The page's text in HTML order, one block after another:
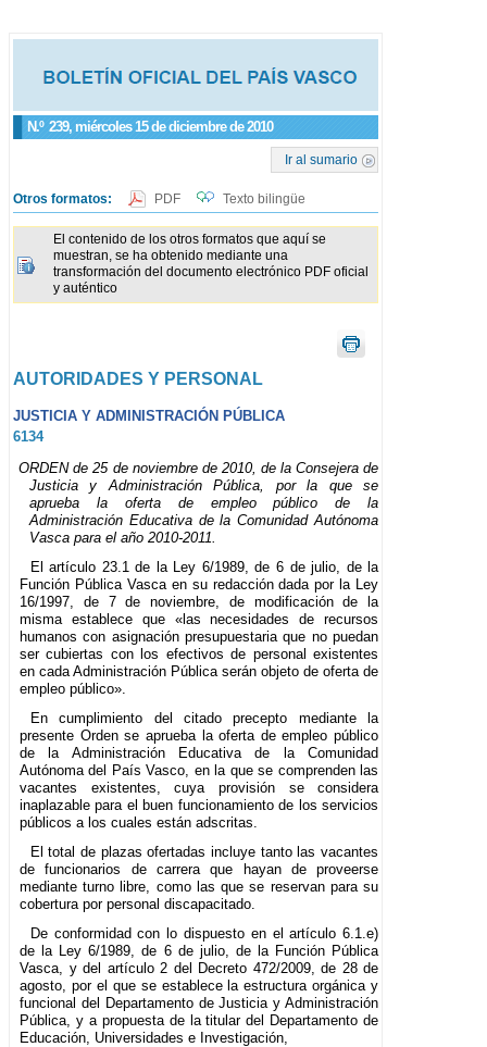
N.º 239, miércoles 15 de diciembre de 2010
Ir al sumario
Otros formatos: PDF Texto bilingüe
El contenido de los otros formatos que aquí se
muestran, se ha obtenido mediante una
transformación del documento electrónico PDF oficial
y auténtico
AUTORIDADES Y PERSONAL
JUSTICIA Y ADMINISTRACIÓN PÚBLICA
6134
ORDEN de 25 de noviembre de 2010, de la Consejera de
Justicia y Administración Pública, por la que se
aprueba la oferta de empleo público de la
Administración Educativa de la Comunidad Autónoma
Vasca para el año 2010-2011.
El artículo 23.1 de la Ley 6/1989, de 6 de julio, de la
Función Pública Vasca en su redacción dada por la Ley
16/1997, de 7 de noviembre, de modificación de la
misma establece que «las necesidades de recursos
humanos con asignación presupuestaria que no puedan
ser cubiertas con los efectivos de personal existentes
en cada Administración Pública serán objeto de oferta de
empleo público».
En cumplimiento del citado precepto mediante la
presente Orden se aprueba la oferta de empleo público
de la Administración Educativa de la Comunidad
Autónoma del País Vasco, en la que se comprenden las
vacantes existentes, cuya provisión se considera
inaplazable para el buen funcionamiento de los servicios
públicos a los cuales están adscritas.
El total de plazas ofertadas incluye tanto las vacantes
de funcionarios de carrera que hayan de proveerse
mediante turno libre, como las que se reservan para su
cobertura por personal discapacitado.
De conformidad con lo dispuesto en el artículo 6.1.e)
de la Ley 6/1989, de 6 de julio, de la Función Pública
Vasca, y del artículo 2 del Decreto 472/2009, de 28 de
agosto, por el que se establece la estructura orgánica y
funcional del Departamento de Justicia y Administración
Pública, y a propuesta de la titular del Departamento de
Educación, Universidades e Investigación,